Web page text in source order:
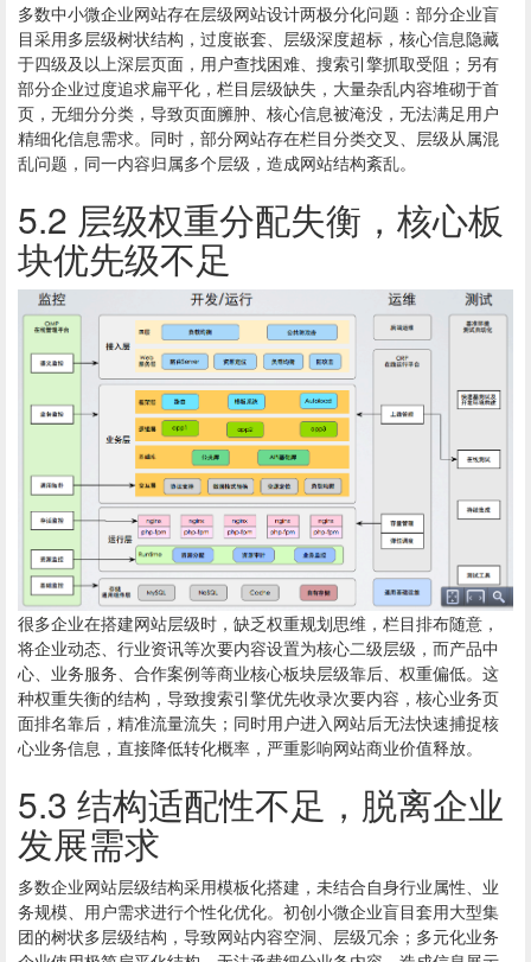
多数中小微企业网站存在层级网站设计两极分化问题：部分企业盲
目采用多层级树状结构，过度嵌套、层级深度超标，核心信息隐藏
于四级及以上深层页面，用户查找困难、搜索引擎抓取受阻；另有
部分企业过度追求扁平化，栏目层级缺失，大量杂乱内容堆砌于首
页，无细分分类，导致页面臃肿、核心信息被淹没，无法满足用户
精细化信息需求。同时，部分网站存在栏目分类交叉、层级从属混
乱问题，同一内容归属多个层级，造成网站结构紊乱。
5.2 层级权重分配失衡，核心板
块优先级不足
很多企业在搭建网站层级时，缺乏权重规划思维，栏目排布随意，
将企业动态、行业资讯等次要内容设置为核心二级层级，而产品中
心、业务服务、合作案例等商业核心板块层级靠后、权重偏低。这
种权重失衡的结构，导致搜索引擎优先收录次要内容，核心业务页
面排名靠后，精准流量流失；同时用户进入网站后无法快速捕捉核
心业务信息，直接降低转化概率，严重影响网站商业价值释放。
5.3 结构适配性不足，脱离企业
发展需求
多数企业网站层级结构采用模板化搭建，未结合自身行业属性、业
务规模、用户需求进行个性化优化。初创小微企业盲目套用大型集
团的树状多层级结构，导致网站内容空洞、层级冗余；多元化业务